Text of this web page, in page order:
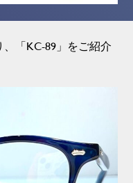
「KC-89」をご紹介